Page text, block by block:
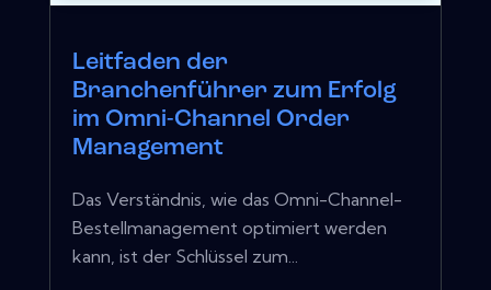
Leitfaden der
Branchenführer zum Erfolg
im Omni-Channel Order
Management
Das Verständnis, wie das Omni-Channel-
Bestellmanagement optimiert werden
kann, ist der Schlüssel zum...